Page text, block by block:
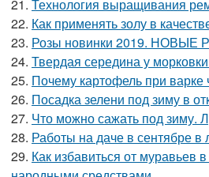
21. Технология выращивания
22. Как применять золу в
23. Розы новинки 2019.
24. Твердая середина у
25. Почему картофель при варке
26. Посадка зелени под зиму в
27. Что можно сажать под зиму.
28. Работы на даче в сентябре в
29. Как избавиться от муравьев